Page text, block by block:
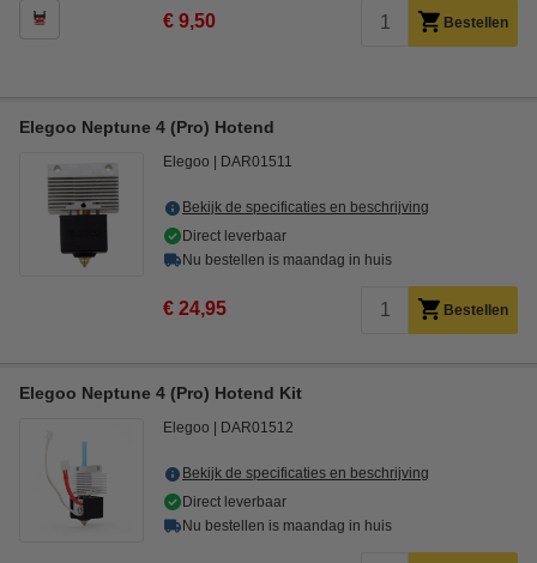
€ 9,50 Bestellen
Elegoo Neptune 4 (Pro) Hotend
Elegoo DAR01511
Bekijk de specificaties en beschrijving
Direct leverbaar
Nu bestellen is maandag in huis
€ 24,95 Bestellen
Elegoo Neptune 4 (Pro) Hotend Kit
Elegoo DAR01512
Bekijk de specificaties en beschrijving
Direct leverbaar
Nu bestellen is maandag in huis